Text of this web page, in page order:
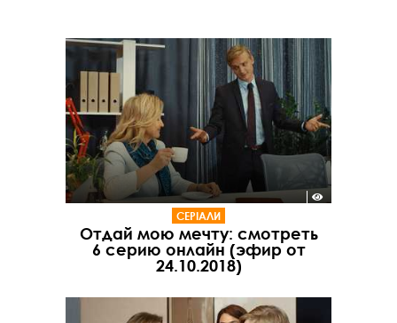
СЕРІАЛИ
Отдай мою мечту: смотреть
6 серию онлайн (эфир от
24.10.2018)